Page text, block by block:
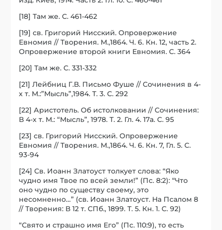
[18] Там же. С. 461-462
[19] св. Григорий Нисский. Опровержение
Евномия // Творения. М.,1864. Ч. 6. Кн. 12, часть 2.
Опровержение второй книги Евномия. С. 364
[20] Там же. С. 331-332
[21] Лейбниц Г.В. Письмо Фуше // Сочинения в 4-
х т. М.:”Мысль”,1984. Т. 3. С. 292
[22] Аристотель. Об истолковании // Сочинения:
В 4-х т. М.: “Мысль”, 1978. Т. 2. Гл. 4. 17a. С. 95
[23] св. Григорий Нисский. Опровержение
Евномия // Творения. М.,1864. Ч. 6. Кн. 7, Гл. 5. С.
93-94
[24] Св. Иоанн Златоуст толкует слова: “Яко
чудно имя Твое по всей земли!” (Пс. 8:2): “Что
оно чудно по существу своему, это
несомненно…” (св. Иоанн Златоуст. На Псалом 8
// Творения: В 12 т. СПб., 1899. Т. 5. Кн. 1. С. 92)
“Свято и страшно имя Его” (Пс. 110:9), то есть